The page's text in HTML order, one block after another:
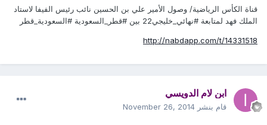
قناة الكأس الرياضية/ وصول الأمير علي بن الحسين نائب رئيس الفيفا لاستاد
الملك فهد لمتابعة #نهائي_خليجي22 بين #قطر_السعودية #السعودية_قطر
http://nabdapp.com/t/14331518
ابن لام الدويسي
قام بنشر November 26, 2014